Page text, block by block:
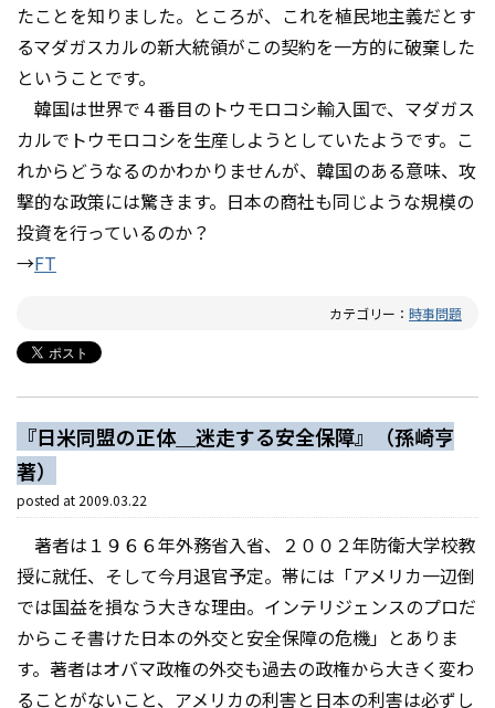
たことを知りました。ところが、これを植民地主義だとす
るマダガスカルの新大統領がこの契約を一方的に破棄した
ということです。
韓国は世界で４番目のトウモロコシ輸入国で、マダガス
カルでトウモロコシを生産しようとしていたようです。こ
れからどうなるのかわかりませんが、韓国のある意味、攻
撃的な政策には驚きます。日本の商社も同じような規模の
投資を行っているのか？
→FT
カテゴリー： 時事問題
『日米同盟の正体＿迷走する安全保障』（孫崎亨
著）
posted at 2009.03.22
著者は１９６６年外務省入省、２００２年防衛大学校教
授に就任、そして今月退官予定。帯には「アメリカ一辺倒
では国益を損なう大きな理由。インテリジェンスのプロだ
からこそ書けた日本の外交と安全保障の危機」とありま
す。著者はオバマ政権の外交も過去の政権から大きく変わ
ることがないこと、アメリカの利害と日本の利害は必ずし